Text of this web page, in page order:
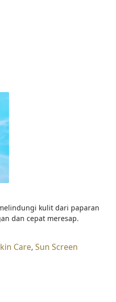
kulit dari paparan
dan cepat meresap.
Care, Sun Screen